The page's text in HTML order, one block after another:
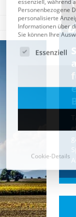
nach
CDU
Weil die
wurden die